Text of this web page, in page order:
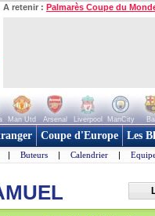
A retenir : Palmarès Coupe du
Man Utd Arsenal Liverpool ManCity
Coupe d'Europe Les
| Buteurs | Calendrier |